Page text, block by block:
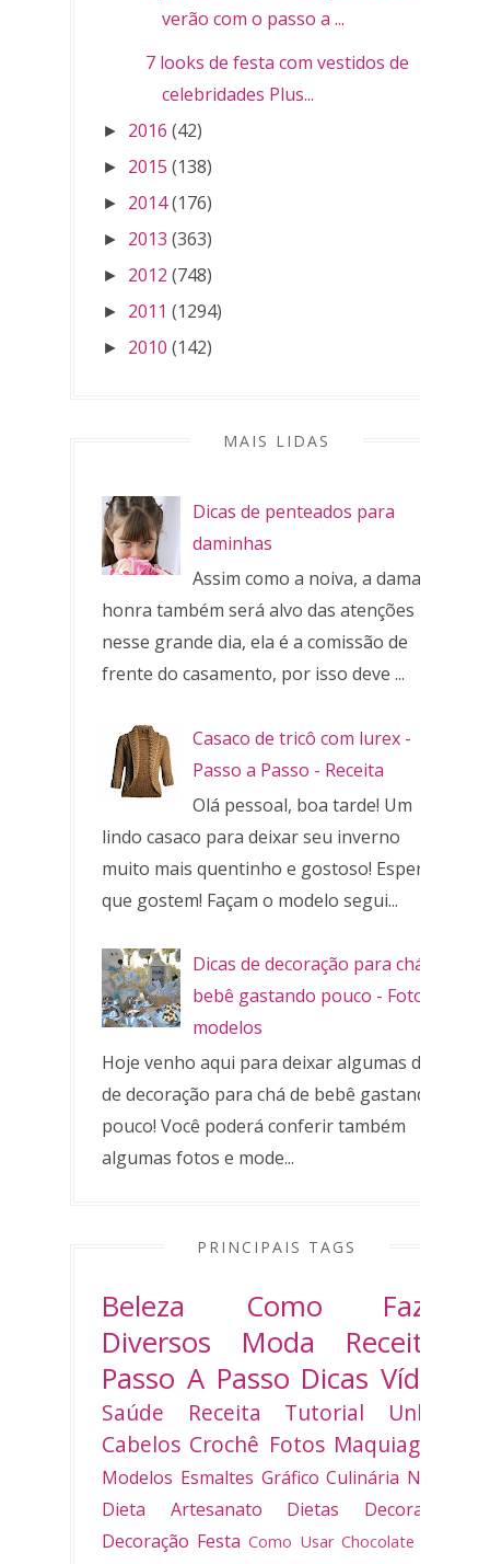
verão com o passo a ...
7 looks de festa com vestidos de
celebridades Plus...
► 2016 (42)
► 2015 (138)
► 2014(176)
► 2013 (363)
► 2012 (748)
► 2011 (1294)
► 2010 (142)
MAIS LIDAS
Dicas de penteados para
daminhas
Assim como a noiva, a dama de
honra também será alvo das atenções
nesse grande dia, ela é a comissão de
frente do casamento, por isso deve ...
Casaco de tricô com lurex -
Passo a Passo - Receita
Olá pessoal, boa tarde! Um
lindo casaco para deixar seu inverno
muito mais quentinho e gostoso! Espero
que gostem! Façam o modelo segui...
Dicas de decoração para chá de
bebê gastando pouco - Fotos e
modelos
Hoje venho aqui para deixar algumas dicas
de decoração para chá de bebê gastando
pouco! Você poderá conferir também
algumas fotos e mode...
PRINCIPAIS TAGS
Beleza
Como Fazer
Diversos
Moda
Receitas
Passo A Passo Dicas Vídeo
Saúde Receita Tutorial
Unhas
Cabelos Crochê Fotos Maquiagem
Modelos Esmaltes Gráfico Culinária Natal
Dieta
Artesanato Dietas
Decoradas
Decoração Festa Como Usar Chocolate